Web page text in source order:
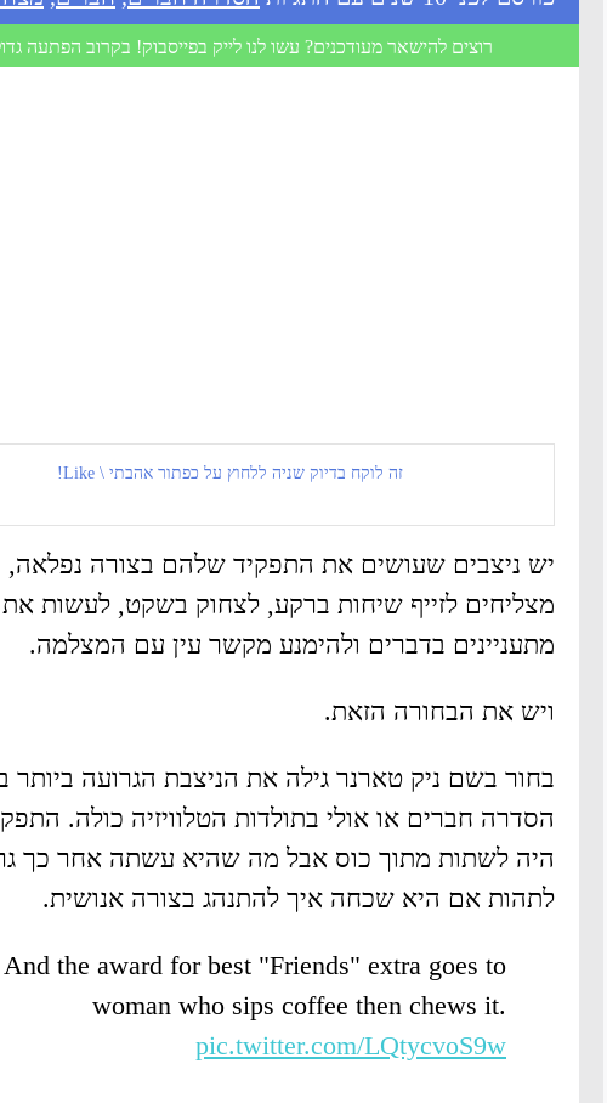
רוצים להישאר מעודכנים? עשו לנו לייק בפייסבוק! בקרוב הפתעה
זה לוקח בדיוק שניה ללחוץ על כפתור אהבתי \ Like!
יש ניצבים שעושים את התפקיד שלהם בצורה
מצליחים לזייף שיחות ברקע, לצחוק בשקט, לעשות
מתעניינים בדברים ולהימנע מקשר עין עם המצלמה.
ויש את הבחורה הזאת.
בחור בשם ניק טארנר גילה את הניצבת הגרועה ביותר
הסדרה חברים או אולי בתולדות הטלוויזיה כולה.
היה לשתות מתוך כוס אבל מה שהיא עשתה אחר כך
לתהות אם היא שכחה איך להתנהג בצורה אנושית.
And the award for best "Friends" extra goes to
woman who sips coffee then chews it.
pic.twitter.com/LQtycvoS9w